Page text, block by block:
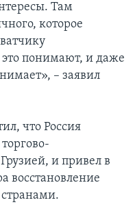
Там
которое
понимают, и даже
– заявил
что Россия
и привел в
восстановление